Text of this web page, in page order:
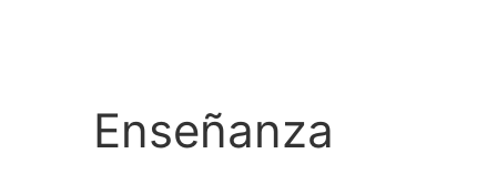
Enseñanza